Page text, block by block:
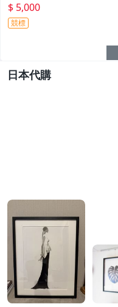
$ 5,000
競標
日本代購